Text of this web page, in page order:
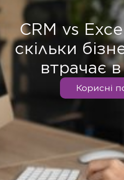
CRM vs
скільки
втрачає в
Корисні